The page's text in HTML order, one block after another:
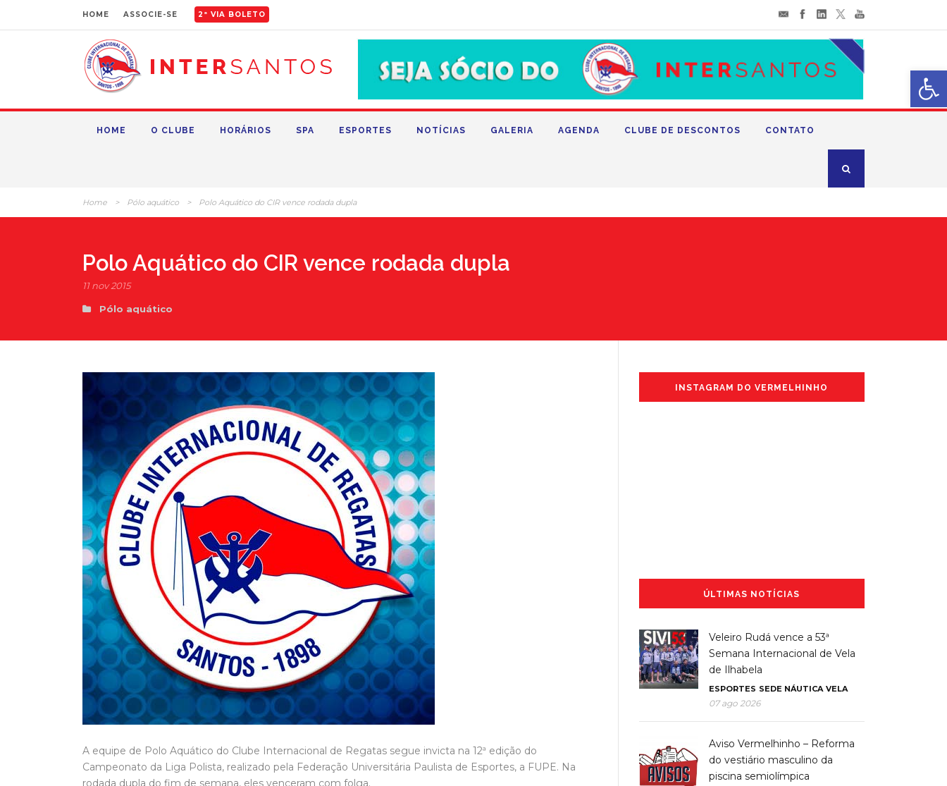
HOME ASSOCIE-SE 2ª VIA BOLETO
HOME O CLUBE HORÁRIOS SPA ESPORTES NOTÍCIAS GALERIA AGENDA CLUBE DE DESCONTOS CONTATO
Home > Pólo aquático > Polo Aquático do CIR vence rodada dupla
Polo Aquático do CIR vence rodada dupla
11 nov 2015
Pólo aquático
A equipe de Polo Aquático do Clube Internacional de Regatas segue invicta na 12ª edição do
Campeonato da Liga Polista, realizado pela Federação Universitária Paulista de Esportes, a FUPE. Na
rodada dupla do fim de semana, eles venceram com folga.
INSTAGRAM DO VERMELHINHO
ÚLTIMAS NOTÍCIAS
Veleiro Rudá vence a 53ª
Semana Internacional de Vela
de Ilhabela
ESPORTES SEDE NÁUTICA VELA
07 ago 2026
Aviso Vermelhinho – Reforma
do vestiário masculino da
piscina semiolímpica
Abrir